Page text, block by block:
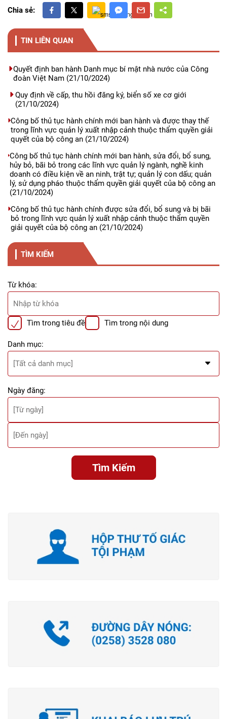
Chia sẻ:
TIN LIÊN QUAN
Quyết định ban hành Danh mục bí mật nhà nước của Công
đoàn Việt Nam (21/10/2024)
Quy định về cấp, thu hồi đăng ký, biển số xe cơ giới
(21/10/2024)
Công bố thủ tục hành chính mới ban hành và được thay thế
trong lĩnh vực quản lý xuất nhập cảnh thuộc thẩm quyền giải
quyết của bộ công an (21/10/2024)
Công bố thủ tục hành chính mới ban hành, sửa đổi, bổ sung,
hủy bỏ, bãi bỏ trong các lĩnh vực quản lý ngành, nghề kinh
doanh có điều kiện về an ninh, trật tự; quản lý con dấu; quản
lý, sử dụng pháo thuộc thẩm quyền giải quyết của bộ công an
(21/10/2024)
Công bố thủ tục hành chính được sửa đổi, bổ sung và bị bãi
bỏ trong lĩnh vực quản lý xuất nhập cảnh thuộc thẩm quyền
giải quyết của bộ công an (21/10/2024)
TÌM KIẾM
Từ khóa:
Tìm trong tiêu đề Tìm trong nội dung
Danh mục:
Ngày đăng:
Tìm Kiếm